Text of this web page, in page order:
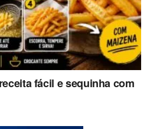
fácil e sequinha com